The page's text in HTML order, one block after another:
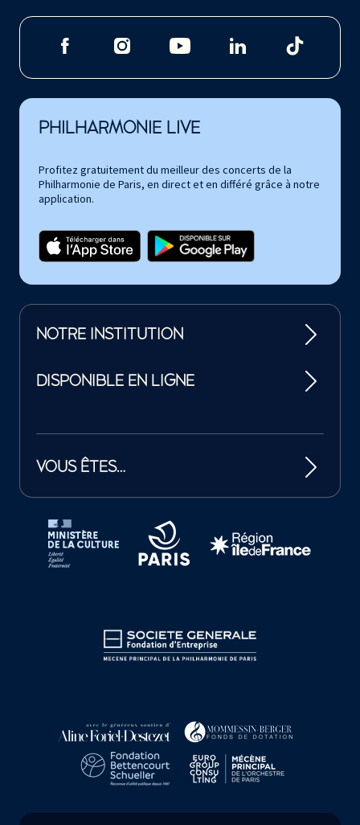
PHILHARMONIE LIVE
Profitez gratuitement du meilleur des concerts de la
Philharmonie de Paris, en direct et en différé grâce à notre
application.
NOTRE INSTITUTION
DISPONIBLE EN LIGNE
VOUS ÊTES…
Tutelles et mécènes de la Philharmonie de Paris